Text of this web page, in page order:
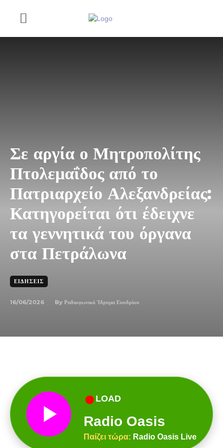
Σε αργία ο Μητροπολίτης
Πτολεμαΐδος από το
Πατριαρχείο Αλεξανδρείας:
Κατηγορείται ότι έδειχνε
τα γεννητικά του όργανα
στα Πετράλωνα
ΕΙΔΉΣΕΙΣ
16/06/2026 By Ραδιοφωνικό Ίδρυμα Ευυδρίου
● LOAD
Radio Oasis
Παίζει τώρα: Radio Oasis Live